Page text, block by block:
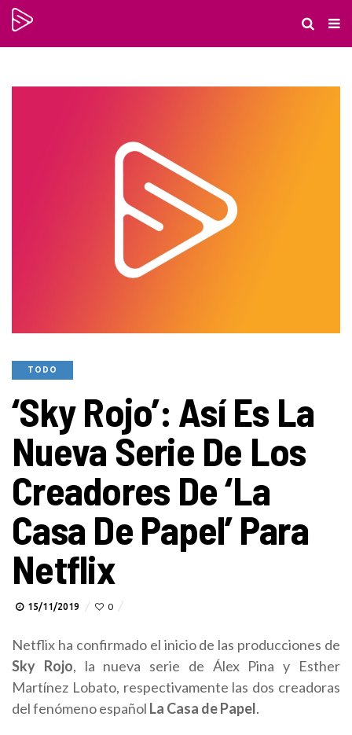
TODO
‘Sky Rojo’: Así Es La
Nueva Serie De Los
Creadores De ‘La
Casa De Papel’ Para
Netflix
15/11/2019 0
Netflix ha confirmado el inicio de las producciones de
Sky Rojo, la nueva serie de Álex Pina y Esther
Martínez Lobato, respectivamente las dos creadoras
del fenómeno español La Casa de Papel.